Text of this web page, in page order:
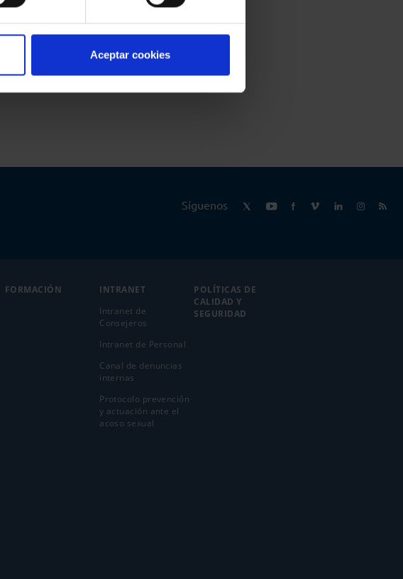
Aceptar cookies
Síguenos
FORMACIÓN
INTRANET
Intranet de
Consejeros
Intranet de Personal
Canal de denuncias
internas
Protocolo prevención
y actuación ante el
acoso sexual
POLÍTICAS DE
CALIDAD Y
SEGURIDAD